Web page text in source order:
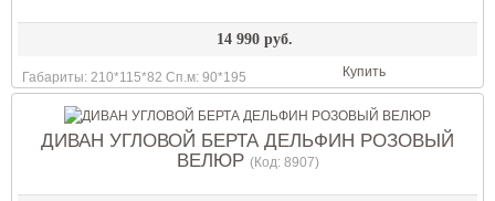
14 990 руб.
Габариты: 210*115*82 Сп.м: 90*195 Купить
ДИВАН УГЛОВОЙ БЕРТА ДЕЛЬФИН РОЗОВЫЙ
ВЕЛЮР (Код: 8907)